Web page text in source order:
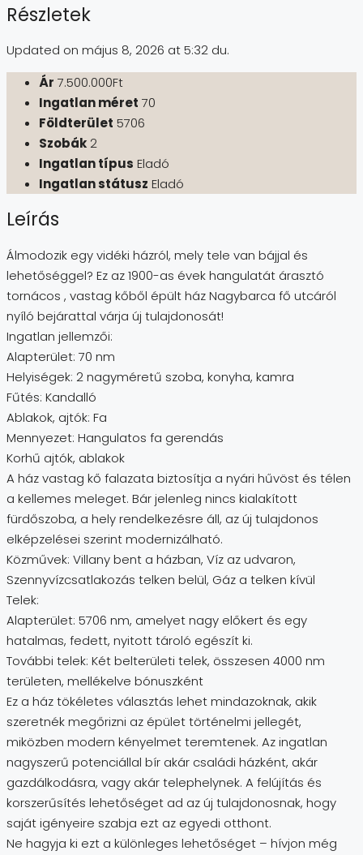
Részletek
Updated on május 8, 2026 at 5:32 du.
Ár 7.500.000Ft
Ingatlan méret 70
Földterület 5706
Szobák 2
Ingatlan típus Eladó
Ingatlan státusz Eladó
Leírás
Álmodozik egy vidéki házról, mely tele van bájjal és
lehetőséggel? Ez az 1900-as évek hangulatát árasztó
tornácos , vastag kőből épült ház Nagybarca fő utcáról
nyíló bejárattal várja új tulajdonosát!
Ingatlan jellemzői:
Alapterület: 70 nm
Helyiségek: 2 nagyméretű szoba, konyha, kamra
Fűtés: Kandalló
Ablakok, ajtók: Fa
Mennyezet: Hangulatos fa gerendás
Korhű ajtók, ablakok
A ház vastag kő falazata biztosítja a nyári hűvöst és télen
a kellemes meleget. Bár jelenleg nincs kialakított
fürdőszoba, a hely rendelkezésre áll, az új tulajdonos
elképzelései szerint modernizálható.
Közművek: Villany bent a házban, Víz az udvaron,
Szennyvízcsatlakozás telken belül, Gáz a telken kívül
Telek:
Alapterület: 5706 nm, amelyet nagy előkert és egy
hatalmas, fedett, nyitott tároló egészít ki.
További telek: Két belterületi telek, összesen 4000 nm
területen, mellékelve bónuszként
Ez a ház tökéletes választás lehet mindazoknak, akik
szeretnék megőrizni az épület történelmi jellegét,
miközben modern kényelmet teremtenek. Az ingatlan
nagyszerű potenciállal bír akár családi házként, akár
gazdálkodásra, vagy akár telephelynek. A felújítás és
korszerűsítés lehetőséget ad az új tulajdonosnak, hogy
saját igényeire szabja ezt az egyedi otthont.
Ne hagyja ki ezt a különleges lehetőséget – hívjon még